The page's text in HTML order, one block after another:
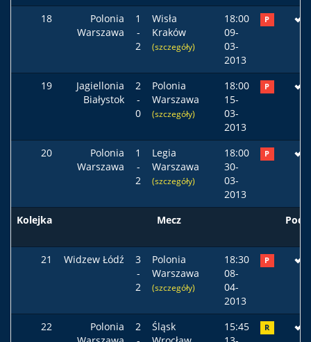
18
Polonia
Warszawa
1
-
2
Wisła
Kraków
(szczegóły)
18:00
09-
03-
2013
P
19
Jagiellonia
Białystok
2
-
0
Polonia
Warszawa
(szczegóły)
18:00
15-
03-
2013
P
20
Polonia
Warszawa
1
-
2
Legia
Warszawa
(szczegóły)
18:00
30-
03-
2013
P
Kolejka Mecz
21 Widzew Łódź
3
-
2
Polonia
Warszawa
(szczegóły)
18:30
08-
04-
2013
P
22
Polonia
2
Śląsk
15:45
R